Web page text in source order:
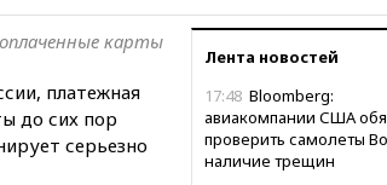
Лента новостей
17:48 Bloomberg:
авиакомпании США
проверить самолеты
наличие трещин
карты
платежная
до сих пор
серьезно